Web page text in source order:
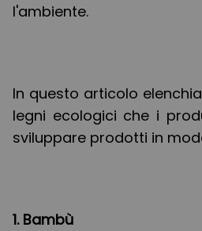
l'ambiente.
In questo articolo
legni ecologici che i
sviluppare prodotti in
1. Bambù